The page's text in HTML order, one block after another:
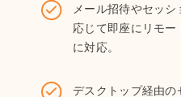
メール招待やセッ
応じて即座にリモ
に対応。
デスクトップ経由の